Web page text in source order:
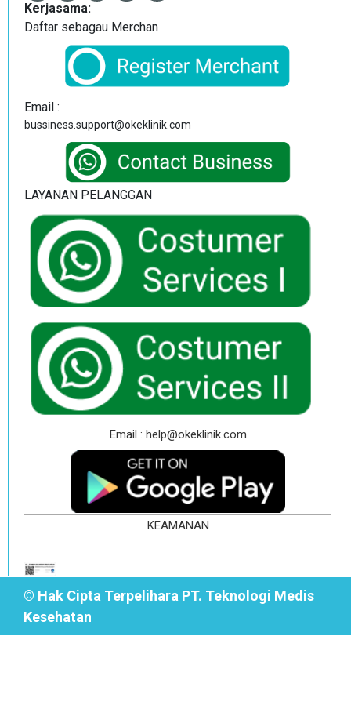
Kerjasama:
Daftar sebagau Merchan
Email :
bussiness.support@okeklinik.com
LAYANAN PELANGGAN
Email : help@okeklinik.com
KEAMANAN
© Hak Cipta Terpelihara PT. Teknologi Medis
Kesehatan